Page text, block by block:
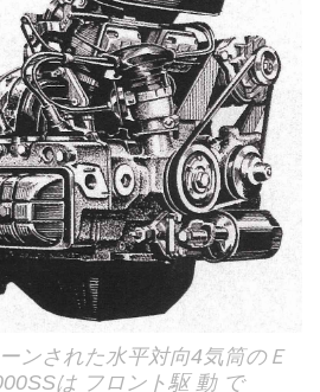
ンされた水平対向4気筒のＥ
は フロント駆 動 で